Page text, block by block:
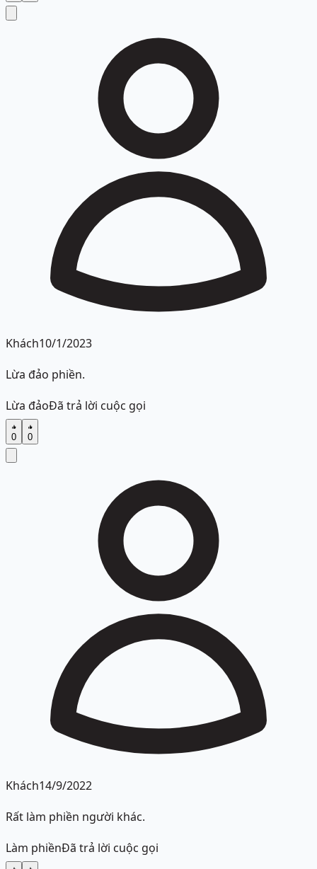
Khách10/1/2023
Lừa đảo phiền.
Lừa đảoĐã trả lời cuộc gọi
0 0
Khách14/9/2022
Rất làm phiền người khác.
Làm phiềnĐã trả lời cuộc gọi